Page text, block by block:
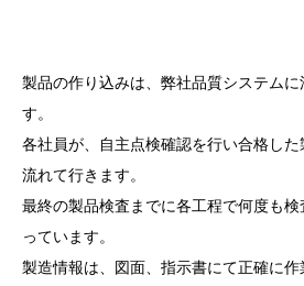
製品の作り込みは、弊社品質システム
す。
各社員が、自主点検確認を行い合格し
流れて行きます。
最終の製品検査までに各工程で何度も
っています。
製造情報は、図面、指示書にて正確に